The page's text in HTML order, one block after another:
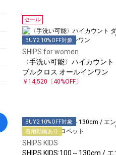
セール
BUY2 10%OFF対象
SHIPS for women
〈手洗い可能〉ハイカウント
ブルクロス オールインワン
￥14,520 〔40%OFF〕
BUY2 10%OFF対象
着用動画あり
SHIPS KIDS
SHIPS KIDS:100～130cm / エ